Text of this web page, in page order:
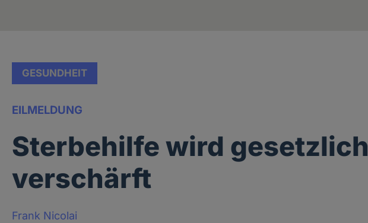
GESUNDHEIT
EILMELDUNG
Sterbehilfe wird
verschärft
Frank Nicolai